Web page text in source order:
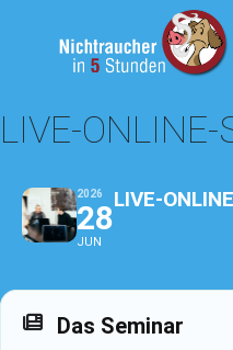
LIVE-ONLINE-
2026
28
JUN
LIVE-
Das Seminar